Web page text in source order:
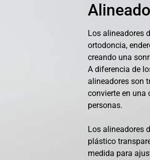
Los alineadores
ortodoncia,
creando una
A diferencia de
alineadores son
convierte en una
personas.
Los alineadores
plástico
medida para